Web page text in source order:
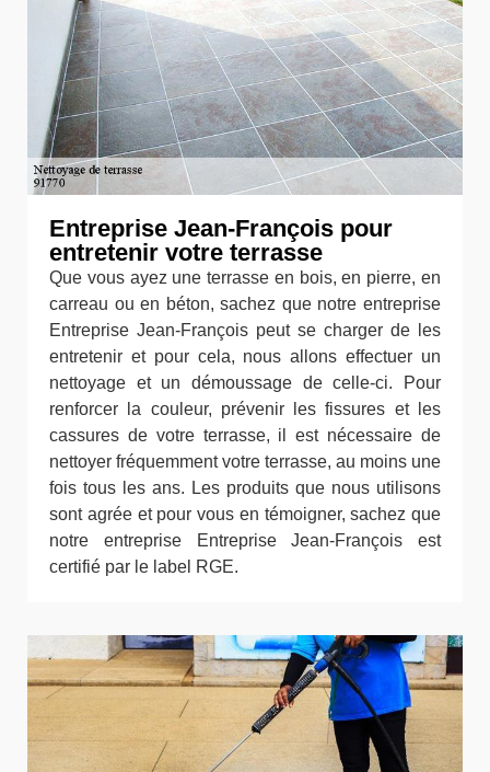
Entreprise Jean-François pour
entretenir votre terrasse
Que vous ayez une terrasse en bois, en pierre, en
carreau ou en béton, sachez que notre entreprise
Entreprise Jean-François peut se charger de les
entretenir et pour cela, nous allons effectuer un
nettoyage et un démoussage de celle-ci. Pour
renforcer la couleur, prévenir les fissures et les
cassures de votre terrasse, il est nécessaire de
nettoyer fréquemment votre terrasse, au moins une
fois tous les ans. Les produits que nous utilisons
sont agrée et pour vous en témoigner, sachez que
notre entreprise Entreprise Jean-François est
certifié par le label RGE.